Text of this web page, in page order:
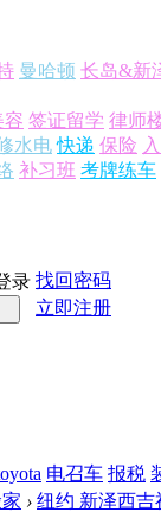
曼哈顿 长岛&新
容 签证留学 律师
水电 快递 保险
补习班 考牌练车
录 找回密码
立即注册
电召车 报税
› 纽约 新泽西吉